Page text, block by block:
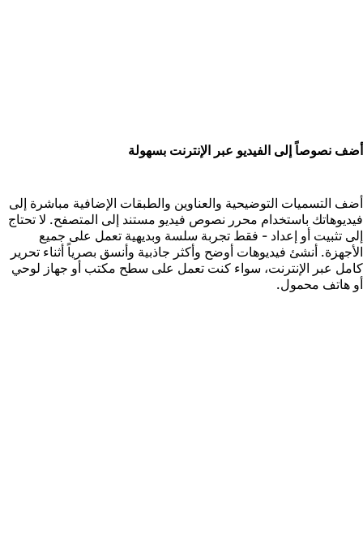
نصوصاً إلى الفيديو عبر الإنترنت بسهولة
التسميات التوضيحية والعناوين والطبقات الإضافية مباشرة إلى
باستخدام محرر نصوص فيديو مستند إلى المتصفح. لا تحتاج
تثبيت أو إعداد - فقط تجربة سلسة وبديهية تعمل على جميع
أنشئ فيديوهات أوضح وأكثر جاذبية وأنسق بصرياً أثناء تحرير
عبر الإنترنت، سواء كنت تعمل على سطح مكتب أو جهاز لوحي
هاتف محمول.